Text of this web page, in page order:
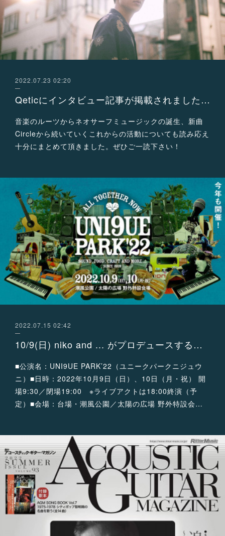
2022.07.23 02:20
Qeticにインタビュー記事が掲載されました！
音楽のルーツからネオサーフミュージックの誕生、新曲
Circleから続いていくこれからの活動についても読み応え
十分にまとめて頂きました。ぜひご一読下さい！
2022.07.15 02:42
10/9(日) niko and ... がプロデュースするフェス「UNI9UE PARK’22」に出演決定！
■公演名：UNI9UE PARK’22（ユニークパークニジュウ
ニ）■日時：2022年10月9日（日）、10日（月・祝） 開
場9:30／閉場19:00 ※ライブアクトは18:00終演（予
定）■会場：台場・潮風公園／太陽の広場 野外特設会…